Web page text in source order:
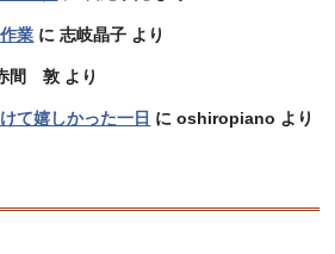
業 に志岐晶子 より
間 敦 より
て嬉しかった一日 にoshiropiano より